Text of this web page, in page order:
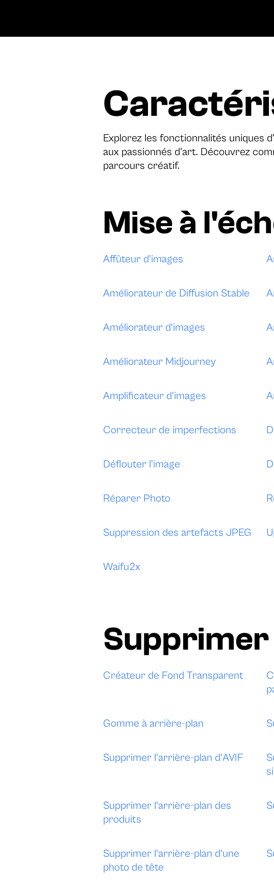
Explorez les fonctionnalités uniques
aux passionnés d'art. Découvrez
parcours créatif.
Mise à
Affûteur d'images
Améliorateur de Diffusion Stable
Améliorateur d'images
Améliorateur Midjourney
Amplificateur d'images
Correcteur de imperfections
Déflouter l'image
Réparer Photo
Suppression des artefacts JPEG
Waifu2x
Créateur de Fond Transparent
Gomme à arrière-plan
Supprimer l'arrière-plan d'AVIF
Supprimer l'arrière-plan des
produits
Supprimer l'arrière-plan d'une
photo de tête